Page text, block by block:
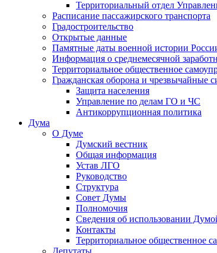
Территориальный отдел
Расписание пассажирского транспорта
Градостроительство
Открытые данные
Памятные даты военной истории
Информация о среднемесячной
Территориальное общественное
Гражданская оборона и чрезвычайные
Защита населения
Управление по делам ГО и ЧС
Антикоррупционная политика
Дума
О Думе
Думский вестник
Общая информация
Устав ЛГО
Руководство
Структура
Совет Думы
Полномочия
Сведения об использовании
Контакты
Территориальное общественное